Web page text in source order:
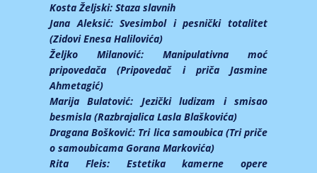
Kosta Željski: Staza slavnih
Jana Aleksić:Svesimbol i pesnički totalitet
(Zidovi Enesa Halilovića)
Željko Milanović: Manipulativna moć
pripovedača (Pripovedač i priča Jasmine
Ahmetagić)
Marija Bulatović: Jezički ludizam i smisao
besmisla (Razbrajalica Lasla Blaškovića)
Dragana Bošković: Tri lica samoubica (Tri priče
o samoubicama Gorana Markovića)
Rita Fleis: Estetika kamerne opere